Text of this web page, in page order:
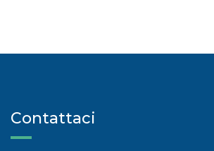
Contattaci